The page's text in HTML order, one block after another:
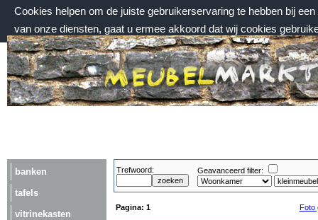
Cookies helpen om de juiste gebruikerservaring te hebben bij
van onze diensten, gaat u ermee akkoord dat wij cookies
donderdag 6 augustus 2026, 12:48 uur
Welkom bij Meubelmarktplein.nl
banken
tafels
vitrinekasten
Trefwoord: Geavanceerd filter:
Pagina: 1 Foto